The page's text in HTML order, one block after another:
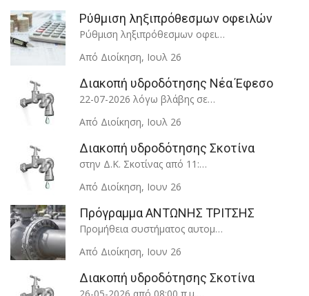
Ρύθμιση ληξιπρόθεσμων οφειλών
Ρύθμιση ληξιπρόθεσμων οφει…
Από Διοίκηση, Ιουλ 26
Διακοπή υδροδότησης Νέα Έφεσο
22-07-2026 λόγω βλάβης σε…
Από Διοίκηση, Ιουλ 26
Διακοπή υδροδότησης Σκοτίνα
στην Δ.Κ. Σκοτίνας από 11:…
Από Διοίκηση, Ιουν 26
Πρόγραμμα ΑΝΤΩΝΗΣ ΤΡΙΤΣΗΣ
Προμήθεια συστήματος αυτομ…
Από Διοίκηση, Ιουν 26
Διακοπή υδροδότησης Σκοτίνα